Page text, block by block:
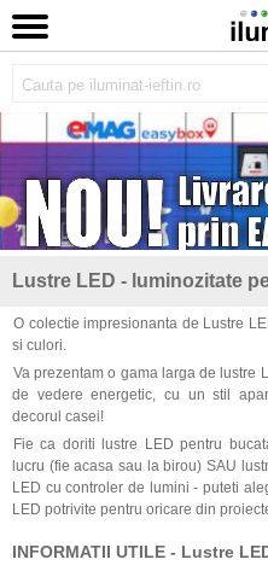
Lustre LED - luminozitate
O colectie impresionanta de Lustre
si culori.
Va prezentam o gama larga de lustre
de vedere energetic, cu un stil
decorul casei!
Fie ca doriti lustre LED pentru
lucru (fie acasa sau la birou) SAU
LED cu controler de lumini - puteti
LED potrivite pentru oricare din
INFORMATII UTILE - Lustre